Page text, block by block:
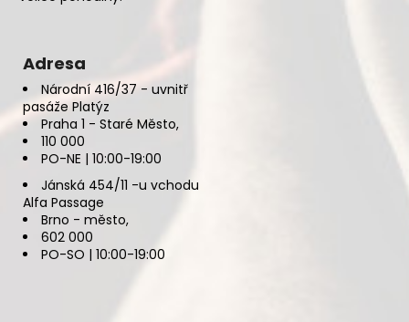
Adresa
Národní 416/37 - uvnitř
pasáže Platýz
Praha 1 - Staré Město,
110 000
PO-NE | 10:00-19:00
Jánská 454/11 -u vchodu
Alfa Passage
Brno - město,
602 000
PO-SO | 10:00-19:00